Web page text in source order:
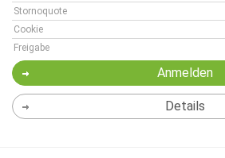
Stornoquote
Cookie
Freigabe
Anmelden
Details